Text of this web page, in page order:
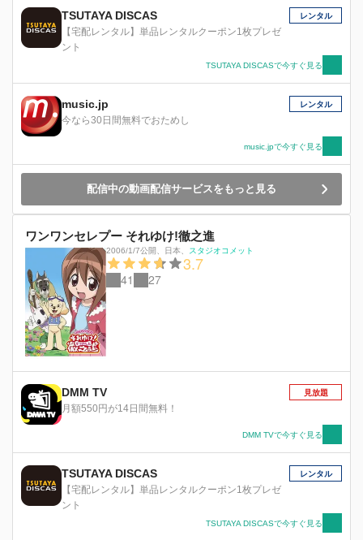
TSUTAYA DISCAS
【宅配レンタル】単品レンタルクーポン1枚プレゼ
ント
レンタル
TSUTAYA DISCASで今すぐ見る
music.jp
今なら30日間無料でおためし
レンタル
music.jpで今すぐ見る
配信中の動画配信サービスをもっと見る
ワンワンセレプー それゆけ!徹之進
2006/1/7公開 日本 スタジオコメット
3.7
41 27
DMM TV
月額550円が14日間無料！
見放題
DMM TVで今すぐ見る
TSUTAYA DISCAS
【宅配レンタル】単品レンタルクーポン1枚プレゼ
ント
レンタル
TSUTAYA DISCASで今すぐ見る